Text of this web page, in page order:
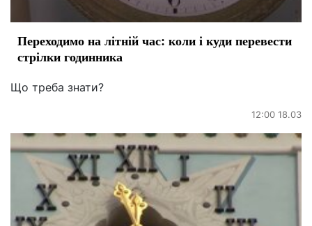
Переходимо на літній час: коли і куди перевести
стрілки годинника
Що треба знати?
12:00 18.03